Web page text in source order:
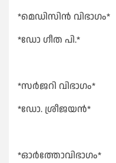
*മെഡിസിൻ വിഭാഗം*
*ഡോ ഗീത പി.*
*സർജറി വിഭാഗം*
*ഡോ. ശ്രീജയൻ*
*ഓർത്തോവിഭാഗം*